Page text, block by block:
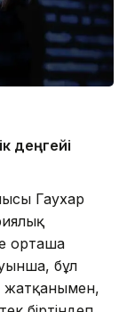
деңгейі
Гаухар
орташа
бұл
жатқанымен,